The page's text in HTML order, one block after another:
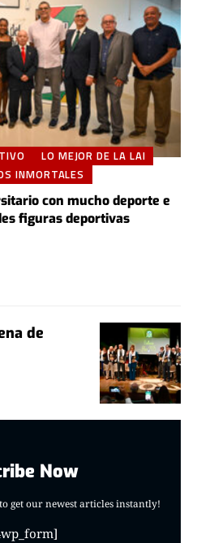
LO MEJOR DE LA LAI
INMORTALES
con mucho deporte e
figuras deportivas
de
Now
get our newest articles instantly!